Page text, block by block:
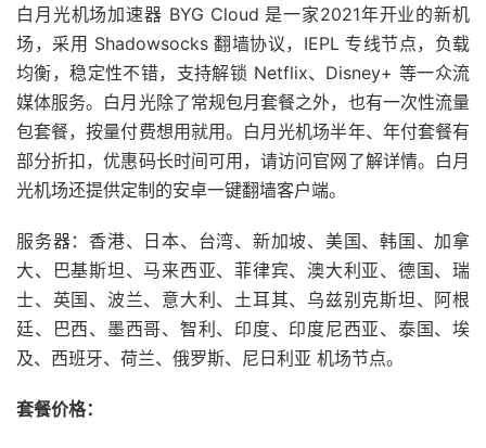
白月光机场加速器 BYG Cloud 是一家2021年开业的新机
场，采用 Shadowsocks 翻墙协议，IEPL 专线节点，负载
均衡，稳定性不错，支持解锁 Netflix、Disney+ 等一众流
媒体服务。白月光除了常规包月套餐之外，也有一次性流量
包套餐，按量付费想用就用。白月光机场半年、年付套餐有
部分折扣，优惠码长时间可用，请访问官网了解详情。白月
光机场还提供定制的安卓一键翻墙客户端。
服务器：香港、日本、台湾、新加坡、美国、韩国、加拿
大、巴基斯坦、马来西亚、菲律宾、澳大利亚、德国、瑞
士、英国、波兰、意大利、土耳其、乌兹别克斯坦、阿根
廷、巴西、墨西哥、智利、印度、印度尼西亚、泰国、埃
及、西班牙、荷兰、俄罗斯、尼日利亚 机场节点。
套餐价格：